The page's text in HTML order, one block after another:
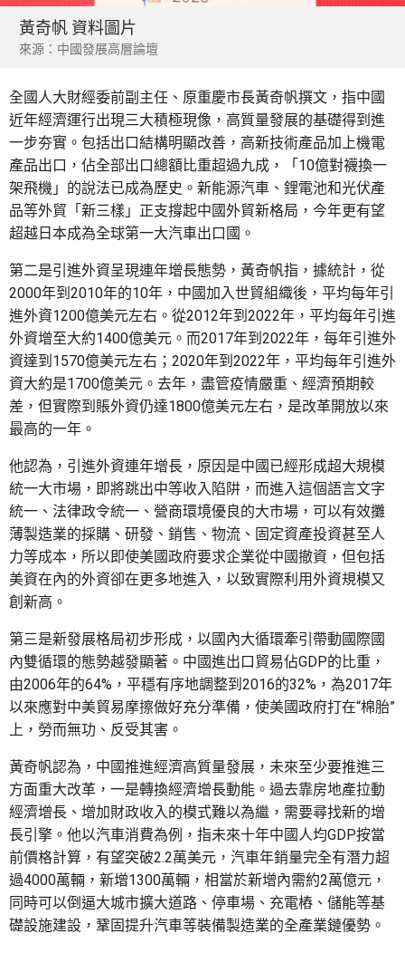
黃奇帆 資料圖片
來源：中國發展高層論壇
全國人大財經委前副主任、原重慶市長黃奇帆撰文，指中國
近年經濟運行出現三大積極現像，高質量發展的基礎得到進
一步夯實。包括出口結構明顯改善，高新技術產品加上機電
產品出口，佔全部出口總額比重超過九成，「10億對襪換一
架飛機」的說法已成為歷史。新能源汽車、鋰電池和光伏產
品等外貿「新三樣」正支撐起中國外貿新格局，今年更有望
超越日本成為全球第一大汽車出口國。
第二是引進外資呈現連年增長態勢，黃奇帆指，據統計，從
2000年到2010年的10年，中國加入世貿組織後，平均每年引
進外資1200億美元左右。從2012年到2022年，平均每年引進
外資增至大約1400億美元。而2017年到2022年，每年引進外
資達到1570億美元左右；2020年到2022年，平均每年引進外
資大約是1700億美元。去年，盡管疫情嚴重、經濟預期較
差，但實際到賬外資仍達1800億美元左右，是改革開放以來
最高的一年。
他認為，引進外資連年增長，原因是中國已經形成超大規模
統一大市場，即將跳出中等收入陷阱，而進入這個語言文字
統一、法律政令統一、營商環境優良的大市場，可以有效攤
薄製造業的採購、研發、銷售、物流、固定資產投資甚至人
力等成本，所以即使美國政府要求企業從中國撤資，但包括
美資在內的外資卻在更多地進入，以致實際利用外資規模又
創新高。
第三是新發展格局初步形成，以國內大循環牽引帶動國際國
內雙循環的態勢越發顯著。中國進出口貿易佔GDP的比重，
由2006年的64%，平穩有序地調整到2016的32%，為2017年
以來應對中美貿易摩擦做好充分準備，使美國政府打在“棉胎”
上，勞而無功、反受其害。
黃奇帆認為，中國推進經濟高質量發展，未來至少要推進三
方面重大改革，一是轉換經濟增長動能。過去靠房地產拉動
經濟增長、增加財政收入的模式難以為繼，需要尋找新的增
長引擎。他以汽車消費為例，指未來十年中國人均GDP按當
前價格計算，有望突破2.2萬美元，汽車年銷量完全有潛力超
過4000萬輛，新增1300萬輛，相當於新增內需約2萬億元，
同時可以倒逼大城市擴大道路、停車場、充電樁、儲能等基
礎設施建設，鞏固提升汽車等裝備製造業的全產業鏈優勢。